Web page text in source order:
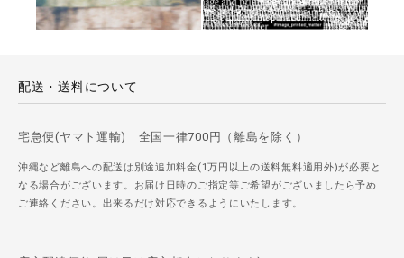
配送・送料について
宅急便(ヤマト運輸) 全国一律700円（離島を除く）
沖縄など離島への配送は別途追加料金(1万円以上の送料無料適用外)が必要と
なる場合がございます。お届け日時のご指定等ご希望がございましたら予め
ご連絡ください。出来るだけ対応できるようにいたします。